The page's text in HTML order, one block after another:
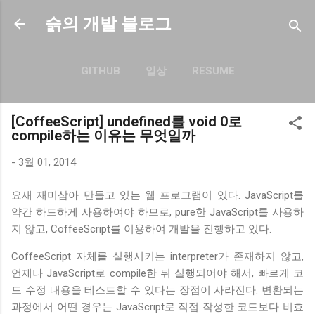
기본 콘텐츠로 건너뛰기
슭의 개발 블로그
GITHUB 일상 RESUME
더보기… BLOG.SEULGI.DEV
[CoffeeScript] undefined를 void 0로
compile하는 이유는 무엇일까
- 3월 01, 2014
요새 재미삼아 만들고 있는 웹 프로그램이 있다. JavaScript를
약간 하드하게 사용하여야 하므로, pure한 JavaScript를 사용하
지 않고, CoffeeScript를 이용하여 개발을 진행하고 있다.
CoffeeScript 자체를 실행시키는 interpreter가 존재하지 않고,
언제나 JavaScript로 compile한 뒤 실행되어야 해서, 빠르게 코
드 수정 내용을 테스트할 수 있다는 장점이 사라진다. 변환되는
과정에서 어떤 경우는 JavaScript로 직접 작성한 코드보다 비효